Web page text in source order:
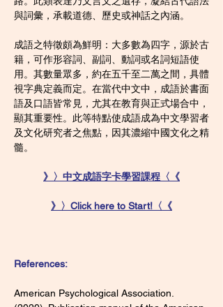
與詞彙，承載道德、歷史或神話之內涵。
成語之特徵頗為鮮明：大多數為四字，源於古
籍，可作形容詞、副詞、動詞或名詞短語使
用。其數量眾多，約在五千至二萬之間，具體
視字典定義而定。在當代中文中，成語於書面
語及口語皆常見，尤其在教育與正式場合中，
顯其重要性。此等特點使成語成為中文學習者
及文化研究者之焦點，因其濃縮中國文化之精
髓。
》〉中文成語字卡學習課程〈《
》〉Click here to Start!〈《
References:
American Psychological Association.